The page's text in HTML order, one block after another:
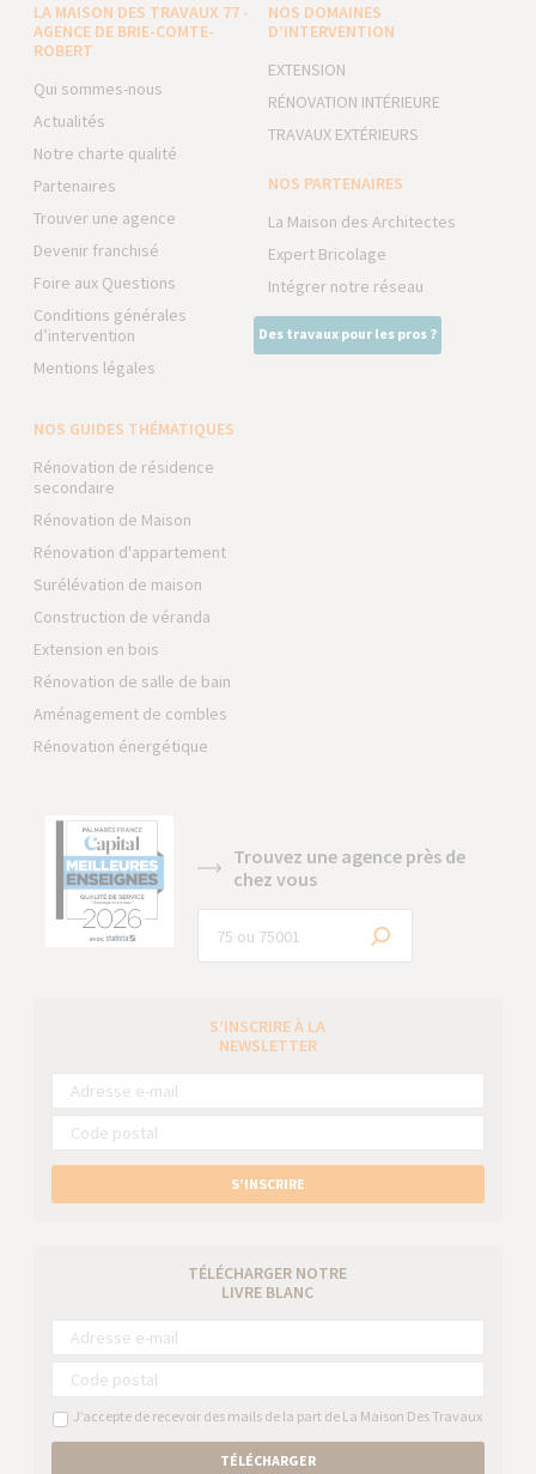
LA MAISON DES TRAVAUX 77 -
AGENCE DE BRIE-COMTE-
ROBERT
Qui sommes-nous
Actualités
Notre charte qualité
Partenaires
Trouver une agence
Devenir franchisé
Foire aux Questions
Conditions générales
d’intervention
Mentions légales
NOS DOMAINES
D’INTERVENTION
EXTENSION
RÉNOVATION INTÉRIEURE
TRAVAUX EXTÉRIEURS
NOS PARTENAIRES
La Maison des Architectes
Expert Bricolage
Intégrer notre réseau
Des travaux pour les pros ?
NOS GUIDES THÉMATIQUES
Rénovation de résidence
secondaire
Rénovation de Maison
Rénovation d'appartement
Surélévation de maison
Construction de véranda
Extension en bois
Rénovation de salle de bain
Aménagement de combles
Rénovation énergétique
Trouvez une agence près de
chez vous
S’INSCRIRE À LA
NEWSLETTER
S’INSCRIRE
TÉLÉCHARGER NOTRE
LIVRE BLANC
J’accepte de recevoir des mails de la part de La Maison Des Travaux
TÉLÉCHARGER